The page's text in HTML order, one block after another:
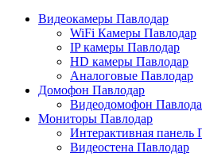
Видеокамеры Павлодар
WiFi Камеры Павлодар
IP камеры Павлодар
HD камеры Павлодар
Аналоговые Павлодар
Домофон Павлодар
Видеодомофон
Мониторы Павлодар
Интерактивная панель
Видеостена Павлодар